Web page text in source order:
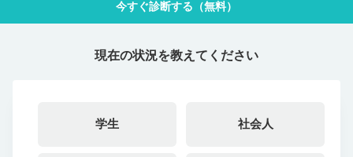
今すぐ診断する（無料）
現在の状況を教えてください
学生 社会人